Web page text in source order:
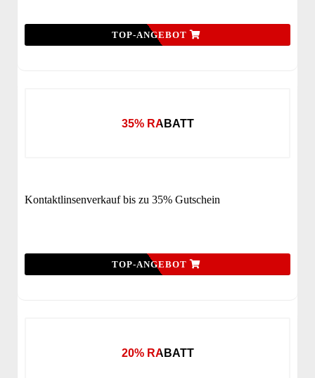
TOP-ANGEBOT
35% RABATT
Kontaktlinsenverkauf bis zu 35% Gutschein
TOP-ANGEBOT
20% RABATT